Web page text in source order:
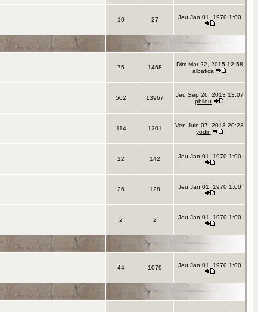
10 27 Jeu Jan 01, 1970 1:00
75 1468
Dim Mar 22, 2015 12:58
albafica
502 13967
Jeu Sep 26, 2013 13:07
philou
114 1201
Ven Juin 07, 2013 20:23
yodin
22 142 Jeu Jan 01, 1970 1:00
26 128 Jeu Jan 01, 1970 1:00
2 2 Jeu Jan 01, 1970 1:00
44 1079 Jeu Jan 01, 1970 1:00